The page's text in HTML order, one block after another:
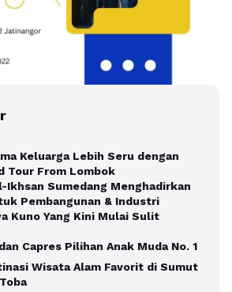
Keluarga Lebih Seru dengan
Tour From Lombok
Ikhsan Sumedang Menghadirkan
Pembangunan & Industri
Kuno Yang Kini Mulai Sulit
Capres Pilihan Anak Muda No. 1
Wisata Alam Favorit di Sumut